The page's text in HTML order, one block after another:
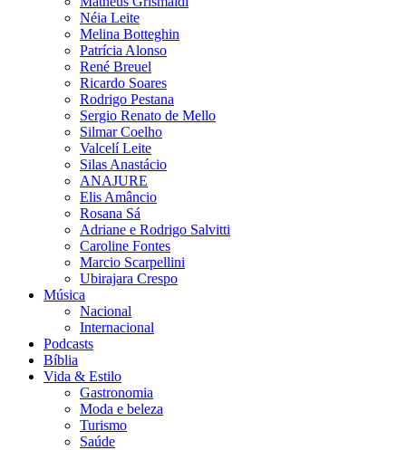
Néia Leite
Melina Botteghin
Patrícia Alonso
René Breuel
Ricardo Soares
Rodrigo Pestana
Sergio Renato de Mello
Silmar Coelho
Valcelí Leite
Silas Anastácio
ANAJURE
Elis Amâncio
Rosana Sá
Adriane e Rodrigo Salvitti
Caroline Fontes
Marcio Scarpellini
Ubirajara Crespo
Música
Nacional
Internacional
Podcasts
Bíblia
Vida & Estilo
Gastronomia
Moda e beleza
Turismo
Saúde